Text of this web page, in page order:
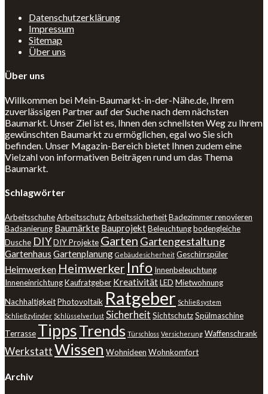
Datenschutzerklärung
Impressum
Sitemap
Über uns
Über uns
Willkommen bei Mein-Baumarkt-in-der-Nähe.de, Ihrem
zuverlässigen Partner auf der Suche nach dem nächsten
Baumarkt. Unser Ziel ist es, Ihnen den schnellsten Weg zu Ihrem
gewünschten Baumarkt zu ermöglichen, egal wo Sie sich
befinden. Unser Magazin-Bereich bietet Ihnen zudem eine
Vielzahl von informativen Beiträgen rund um das Thema
Baumarkt.
Schlagwörter
ArbeitsschuheArbeitsschutzArbeitssicherheitBadezimmer renovieren
Badsanierung Baumärkte BauprojektBeleuchtungbodengleiche
Dusche DIYDIY Projekte Garten Gartengestaltung
Gartenhaus Gartenplanung Gebäudesicherheit Geschirrspüler
Heimwerken Heimwerker Info Innenbeleuchtung
InneneinrichtungKaufratgeber KreativitätLED Mietwohnung
NachhaltigkeitPhotovoltaik Ratgeber Schließsystem
Schließzylinder Schlüsselverlust Sicherheit SichtschutzSpülmaschine
Terrasse TippsTrends Türschloss Versicherung Waffenschrank
WerkstattWissen Wohnideen Wohnkomfort
Archiv